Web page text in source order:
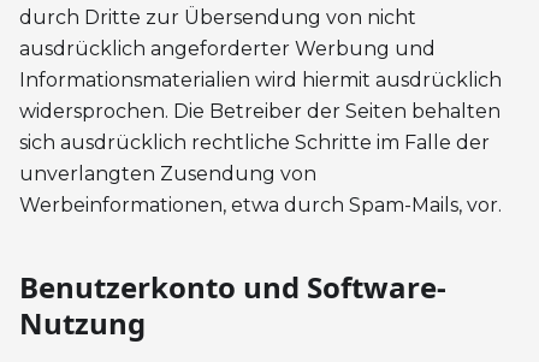
durch Dritte zur Übersendung von nicht
ausdrücklich angeforderter Werbung und
Informationsmaterialien wird hiermit ausdrücklich
widersprochen. Die Betreiber der Seiten behalten
sich ausdrücklich rechtliche Schritte im Falle der
unverlangten Zusendung von
Werbeinformationen, etwa durch Spam-Mails, vor.
Benutzerkonto und Software-
Nutzung